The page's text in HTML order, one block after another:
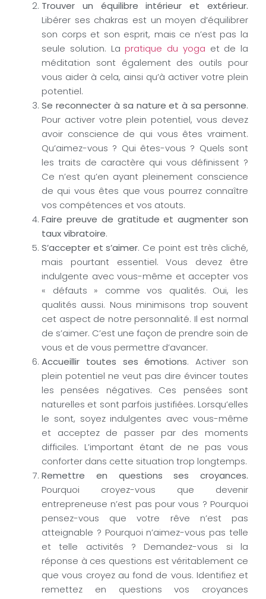
Trouver un équilibre intérieur et extérieur.
Libérer ses chakras est un moyen d’équilibrer
son corps et son esprit, mais ce n’est pas la
seule solution. Lapratique du yoga et de la
méditation sont également des outils pour
vous aider à cela, ainsi qu’à activer votre plein
potentiel.
Se reconnecter à sa nature et à sa personne.
Pour activer votre plein potentiel, vous devez
avoir conscience de qui vous êtes vraiment.
Qu’aimez-vous ? Qui êtes-vous ? Quels sont
les traits de caractère qui vous définissent ?
Ce n’est qu’en ayant pleinement conscience
de qui vous êtes que vous pourrez connaître
vos compétences et vos atouts.
Faire preuve de gratitude et augmenter son
taux vibratoire.
S’accepter et s’aimer. Ce point est très cliché,
mais pourtant essentiel. Vous devez être
indulgente avec vous-même et accepter vos
« défauts » comme vos qualités. Oui, les
qualités aussi. Nous minimisons trop souvent
cet aspect de notre personnalité. Il est normal
de s’aimer. C’est une façon de prendre soin de
vous et de vous permettre d’avancer.
Accueillir toutes ses émotions. Activer son
plein potentiel ne veut pas dire évincer toutes
les pensées négatives. Ces pensées sont
naturelles et sont parfois justifiées. Lorsqu’elles
le sont, soyez indulgentes avec vous-même
et acceptez de passer par des moments
difficiles. L’important étant de ne pas vous
conforter dans cette situation trop longtemps.
Remettre en questions ses croyances.
Pourquoi croyez-vous que devenir
entrepreneuse n’est pas pour vous ? Pourquoi
pensez-vous que votre rêve n’est pas
atteignable ? Pourquoi n’aimez-vous pas telle
et telle activités ? Demandez-vous si la
réponse à ces questions est véritablement ce
que vous croyez au fond de vous. Identifiez et
remettez en questions vos croyances